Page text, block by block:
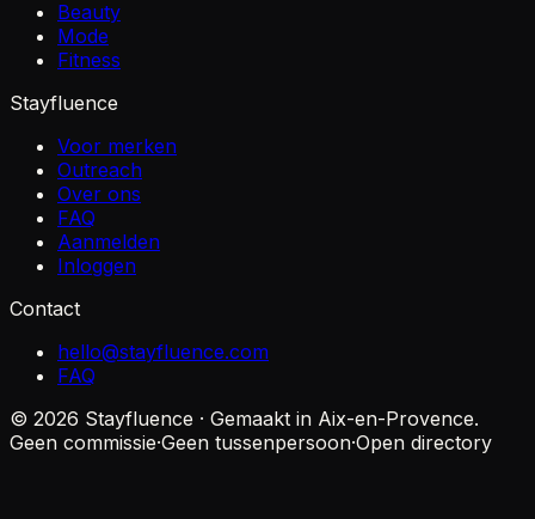
Beauty
Mode
Fitness
Stayfluence
Voor merken
Outreach
Over ons
FAQ
Aanmelden
Inloggen
Contact
hello@stayfluence.com
FAQ
© 2026 Stayfluence · Gemaakt in Aix-en-Provence.
Geen commissie·Geen tussenpersoon·Open directory